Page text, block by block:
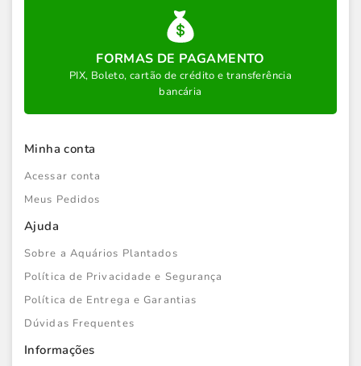
FORMAS DE PAGAMENTO
PIX, Boleto, cartão de crédito e transferência
bancária
Minha conta
Acessar conta
Meus Pedidos
Ajuda
Sobre a Aquários Plantados
Política de Privacidade e Segurança
Política de Entrega e Garantias
Dúvidas Frequentes
Informações